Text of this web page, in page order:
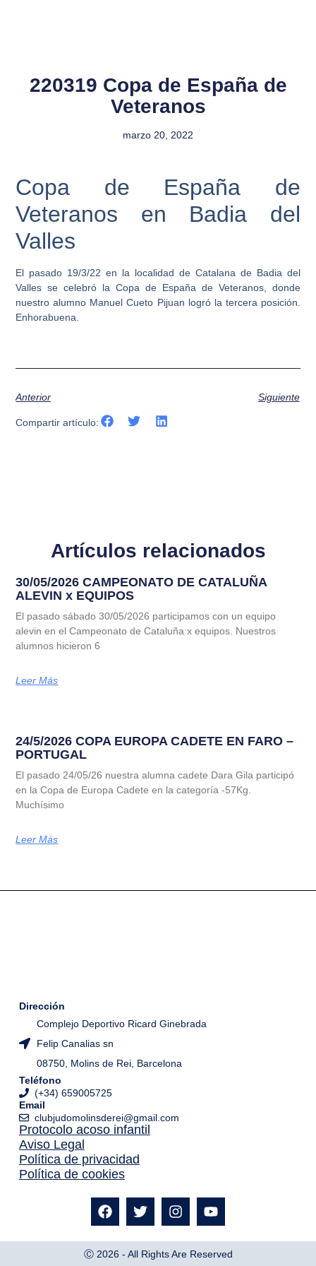
220319 Copa de España de
Veteranos
marzo 20, 2022
Copa de España de
Veteranos en Badia del
Valles
El pasado 19/3/22 en la localidad de Catalana de Badia del
Valles se celebró la Copa de España de Veteranos, donde
nuestro alumno Manuel Cueto Pijuan logró la tercera posición.
Enhorabuena.
Anterior Siguiente
Compartir artículo:
Artículos relacionados
30/05/2026 CAMPEONATO DE CATALUÑA
ALEVIN x EQUIPOS
El pasado sábado 30/05/2026 participamos con un equipo
alevin en el Campeonato de Cataluña x equipos. Nuestros
alumnos hicieron 6
Leer Más
24/5/2026 COPA EUROPA CADETE EN FARO –
PORTUGAL
El pasado 24/05/26 nuestra alumna cadete Dara Gila participó
en la Copa de Europa Cadete en la categoría -57Kg.
Muchísimo
Leer Más
Dirección
Complejo Deportivo Ricard Ginebrada
Felip Canalias sn
08750, Molins de Rei, Barcelona
Teléfono
(+34) 659005725
Email
clubjudomolinsderei@gmail.com
Protocolo acoso infantil
Aviso Legal
Política de privacidad
Política de cookies
Ⓒ 2026 - All Rights Are Reserved